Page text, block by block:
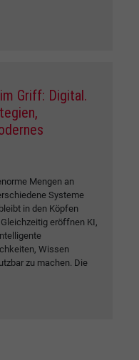
Griff: Digital.
Mengen an
Systeme
in den Köpfen
eröffnen KI,
Wissen
zu machen. Die